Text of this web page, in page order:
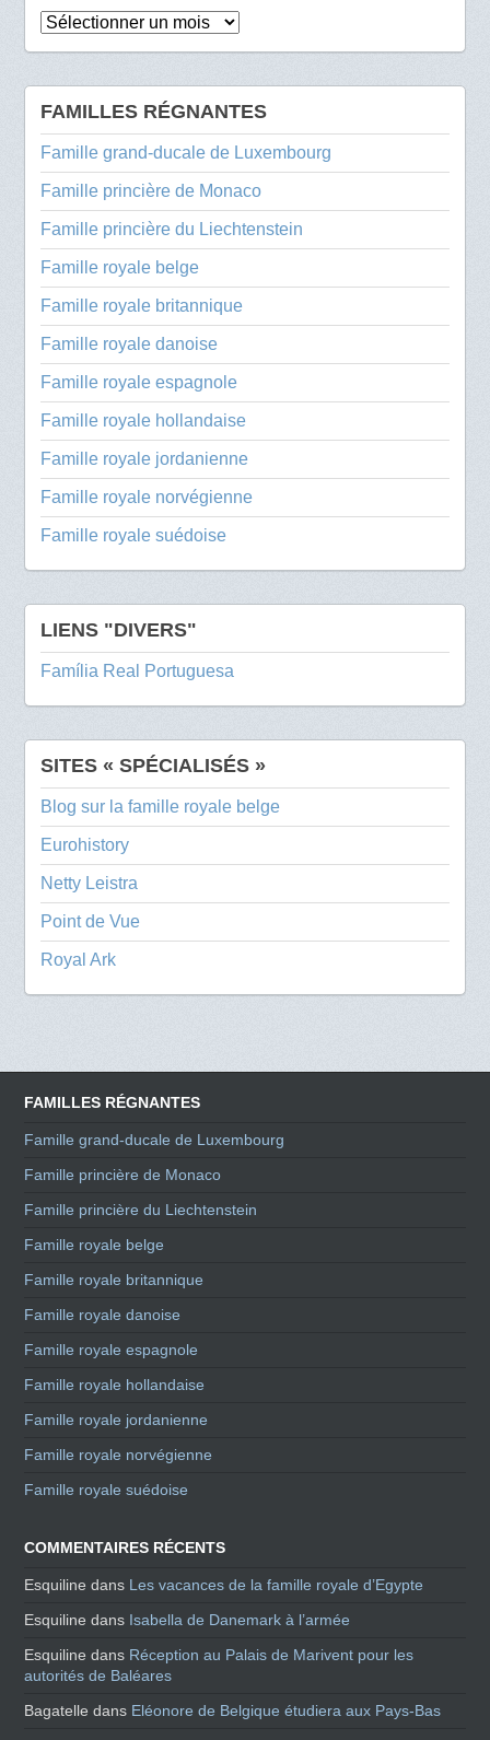
Archives
FAMILLES RÉGNANTES
Famille grand-ducale de Luxembourg
Famille princière de Monaco
Famille princière du Liechtenstein
Famille royale belge
Famille royale britannique
Famille royale danoise
Famille royale espagnole
Famille royale hollandaise
Famille royale jordanienne
Famille royale norvégienne
Famille royale suédoise
LIENS "DIVERS"
Família Real Portuguesa
SITES « SPÉCIALISÉS »
Blog sur la famille royale belge
Eurohistory
Netty Leistra
Point de Vue
Royal Ark
FAMILLES RÉGNANTES
Famille grand-ducale de Luxembourg
Famille princière de Monaco
Famille princière du Liechtenstein
Famille royale belge
Famille royale britannique
Famille royale danoise
Famille royale espagnole
Famille royale hollandaise
Famille royale jordanienne
Famille royale norvégienne
Famille royale suédoise
COMMENTAIRES RÉCENTS
Esquiline dans Les vacances de la famille royale d’Egypte
Esquiline dans Isabella de Danemark à l’armée
Esquiline dans Réception au Palais de Marivent pour les
autorités de Baléares
Bagatelle dans Eléonore de Belgique étudiera aux Pays-Bas